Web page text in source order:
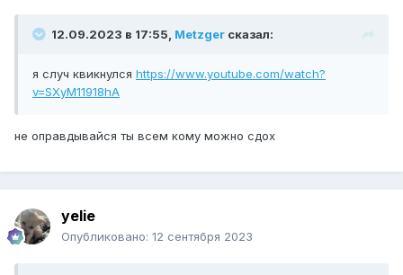
12.09.2023 в 17:55, Metzger сказал:
я случ квикнулся https://www.youtube.com/watch?
v=SXyM11918hA
не оправдывайся ты всем кому можно сдох
yelie
Опубликовано: 12 сентября 2023